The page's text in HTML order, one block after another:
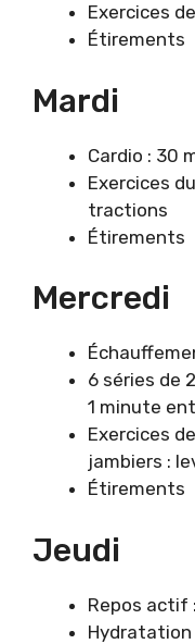
Exercices
Étirements
Mardi
Cardio : 30
Exercices
tractions
Étirements
Mercredi
6 séries de
1 minute
Exercices
jambiers :
Étirements
Jeudi
Repos actif